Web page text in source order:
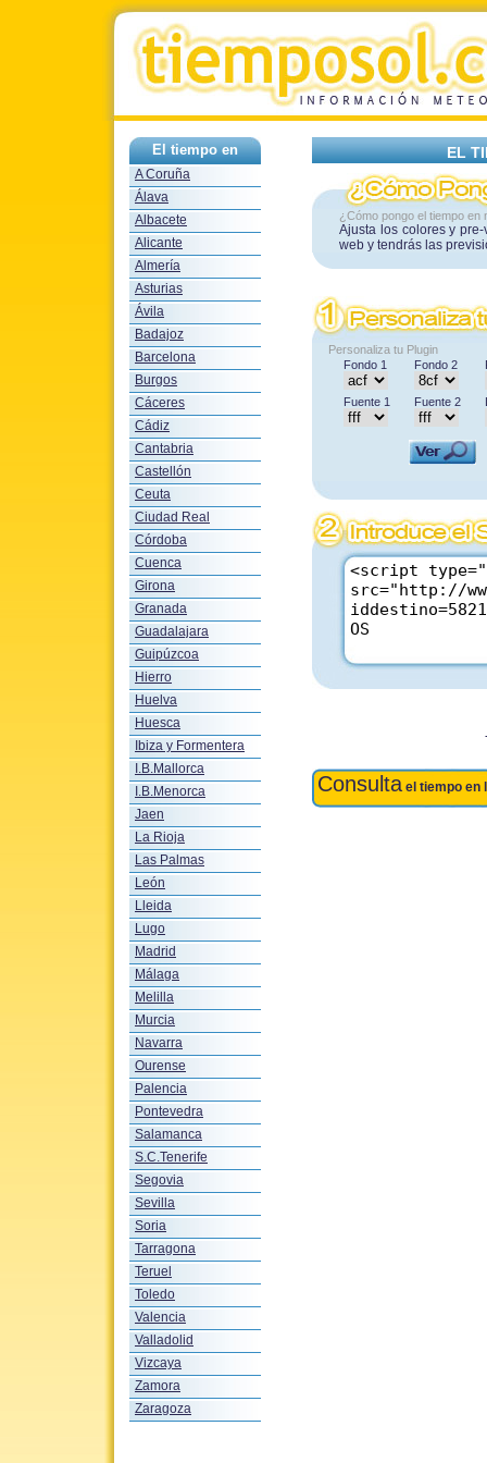
El tiempo en
A Coruña
Álava
Albacete
Alicante
Almería
Asturias
Ávila
Badajoz
Barcelona
Burgos
Cáceres
Cádiz
Cantabria
Castellón
Ceuta
Ciudad Real
Córdoba
Cuenca
Girona
Granada
Guadalajara
Guipúzcoa
Hierro
Huelva
Huesca
Ibiza y Formentera
I.B.Mallorca
I.B.Menorca
Jaen
La Rioja
Las Palmas
León
Lleida
Lugo
Madrid
Málaga
Melilla
Murcia
Navarra
Ourense
Palencia
Pontevedra
Salamanca
S.C.Tenerife
Segovia
Sevilla
Soria
Tarragona
Teruel
Toledo
Valencia
Valladolid
Vizcaya
Zamora
Zaragoza
EL
¿Cómo pongo el tiempo en
Ajusta los colores y
web y tendrás las
Personaliza tu Plugin
Fondo 1
Fondo 2
Fuente 1 Fuente 2
Consulta el tiempo en